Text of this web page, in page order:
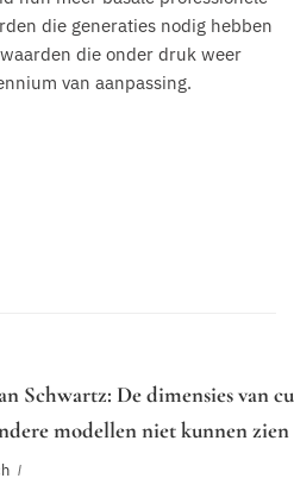
die generaties nodig hebben
die onder druk weer
van aanpassing.
Schwartz: De dimensies van
modellen niet kunnen zien